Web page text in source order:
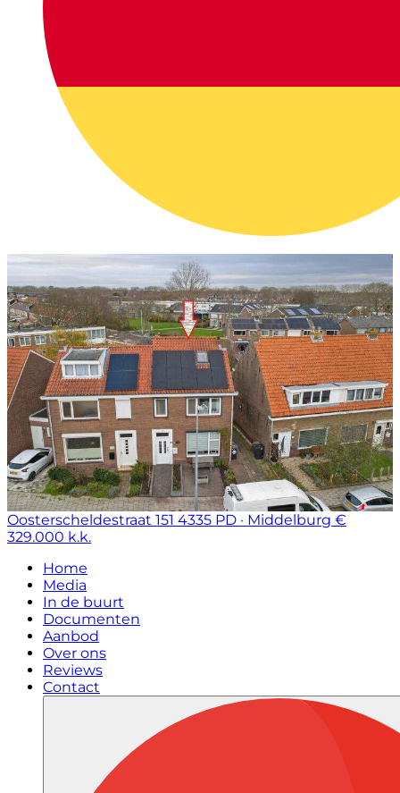
Oosterscheldestraat 151 4335 PD · Middelburg €
329.000 k.k.
Home
Media
In de buurt
Documenten
Aanbod
Over ons
Reviews
Contact